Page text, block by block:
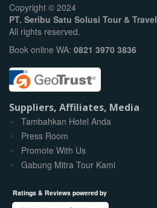
Copyright © 2024
PT. Seribu Satu Solusi Tour & Travel
All rights reserved.
Book online WA: 0821 3970 3836
Suppliers, Affiliates, Media
Tambahkan Hotel Anda
Press Room
Promote With Us
Gabung Mitra Tour Kami
Ratings & Reviews powered by